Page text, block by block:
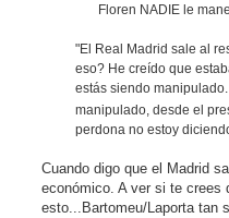
Floren NADIE le
"El Real Madrid sale al
eso? He creído que
estás siendo
manipulado, desde el
perdona no estoy
Cuando digo que el Madrid
económico. A ver si te crees
esto...Bartomeu/Laporta tan